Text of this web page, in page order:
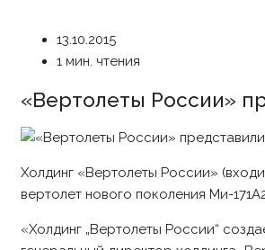
13.10.2015
1 мин. чтения
«Вертолеты России»
Холдинг «Вертолеты России»
вертолет нового поколения Ми-
«Холдинг „Вертолеты России“